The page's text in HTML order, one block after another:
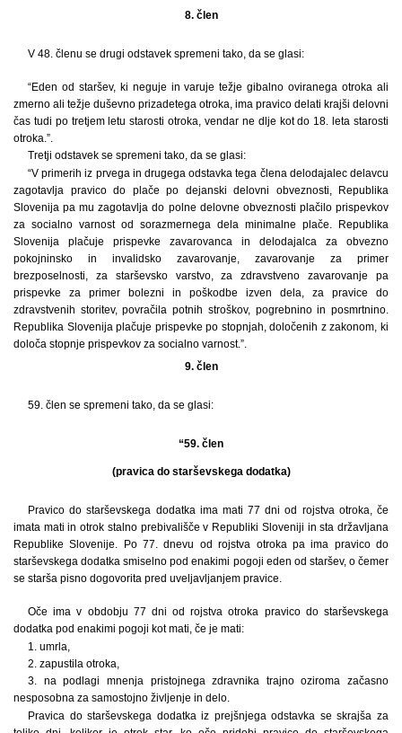
8. člen
V 48. členu se drugi odstavek spremeni tako, da se glasi:
“Eden od staršev, ki neguje in varuje težje gibalno oviranega otroka ali
zmerno ali težje duševno prizadetega otroka, ima pravico delati krajši delovni
čas tudi po tretjem letu starosti otroka, vendar ne dlje kot do 18. leta starosti
otroka.”.
Tretji odstavek se spremeni tako, da se glasi:
“V primerih iz prvega in drugega odstavka tega člena delodajalec delavcu
zagotavlja pravico do plače po dejanski delovni obveznosti, Republika
Slovenija pa mu zagotavlja do polne delovne obveznosti plačilo prispevkov
za socialno varnost od sorazmernega dela minimalne plače. Republika
Slovenija plačuje prispevke zavarovanca in delodajalca za obvezno
pokojninsko in invalidsko zavarovanje, zavarovanje za primer
brezposelnosti, za starševsko varstvo, za zdravstveno zavarovanje pa
prispevke za primer bolezni in poškodbe izven dela, za pravice do
zdravstvenih storitev, povračila potnih stroškov, pogrebnino in posmrtnino.
Republika Slovenija plačuje prispevke po stopnjah, določenih z zakonom, ki
določa stopnje prispevkov za socialno varnost.”.
9. člen
59. člen se spremeni tako, da se glasi:
“59. člen
(pravica do starševskega dodatka)
Pravico do starševskega dodatka ima mati 77 dni od rojstva otroka, če
imata mati in otrok stalno prebivališče v Republiki Sloveniji in sta državljana
Republike Slovenije. Po 77. dnevu od rojstva otroka pa ima pravico do
starševskega dodatka smiselno pod enakimi pogoji eden od staršev, o čemer
se starša pisno dogovorita pred uveljavljanjem pravice.
Oče ima v obdobju 77 dni od rojstva otroka pravico do starševskega
dodatka pod enakimi pogoji kot mati, če je mati:
1. umrla,
2. zapustila otroka,
3. na podlagi mnenja pristojnega zdravnika trajno oziroma začasno
nesposobna za samostojno življenje in delo.
Pravica do starševskega dodatka iz prejšnjega odstavka se skrajša za